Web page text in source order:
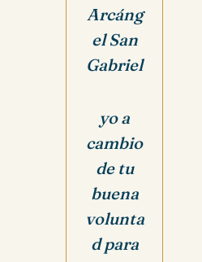
Arcáng
el San
Gabriel
yo a
cambio
de tu
buena
volunta
d para